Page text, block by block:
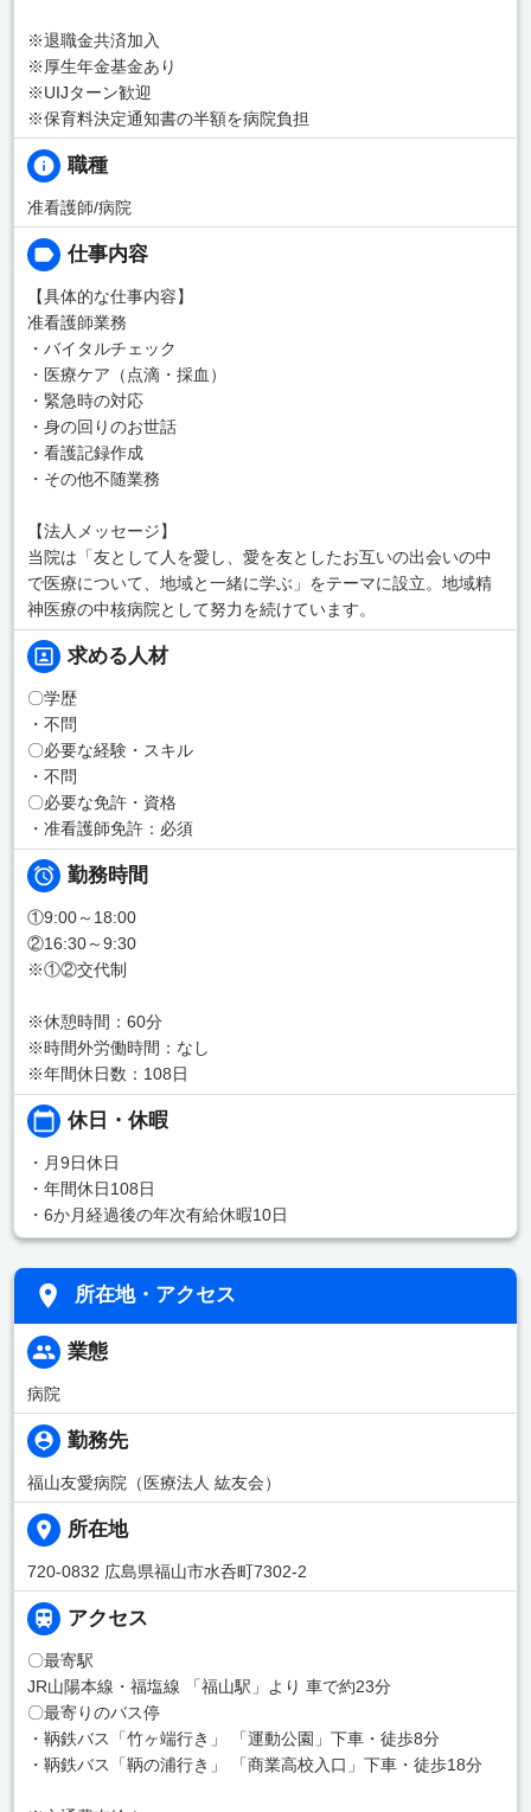
※退職金共済加入
※厚生年金基金あり
※UIJターン歓迎
※保育料決定通知書の半額を病院負担
職種
准看護師/病院
仕事内容
【具体的な仕事内容】
准看護師業務
・バイタルチェック
・医療ケア（点滴・採血）
・緊急時の対応
・身の回りのお世話
・看護記録作成
・その他不随業務
【法人メッセージ】
当院は「友として人を愛し、愛を友としたお互いの出会いの中
で医療について、地域と一緒に学ぶ」をテーマに設立。地域精
神医療の中核病院として努力を続けています。
求める人材
〇学歴
・不問
〇必要な経験・スキル
・不問
〇必要な免許・資格
・准看護師免許：必須
勤務時間
①9:00～18:00
②16:30～9:30
※①②交代制
※休憩時間：60分
※時間外労働時間：なし
※年間休日数：108日
休日・休暇
・月9日休日
・年間休日108日
・6か月経過後の年次有給休暇10日
所在地・アクセス
業態
病院
勤務先
福山友愛病院（医療法人 紘友会）
所在地
720-0832 広島県福山市水呑町7302-2
アクセス
〇最寄駅
JR山陽本線・福塩線 「福山駅」より 車で約23分
〇最寄りのバス停
・鞆鉄バス「竹ヶ端行き」 「運動公園」下車・徒歩8分
・鞆鉄バス「鞆の浦行き」 「商業高校入口」下車・徒歩18分